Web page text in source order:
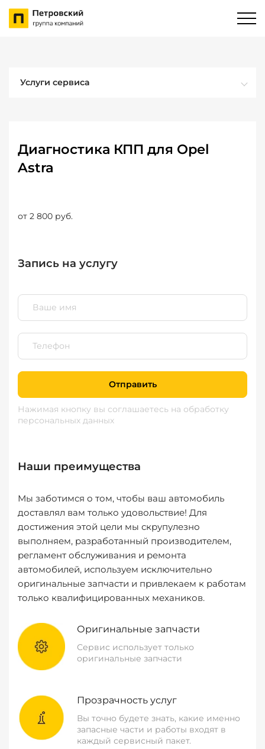
Услуги сервиса
Диагностика КПП для Opel
Astra
от 2 800 руб.
Запись на услугу
Отправить
Нажимая кнопку вы соглашаетесь на обработку
персональных данных
Наши преимущества
Мы заботимся о том, чтобы ваш автомобиль
доставлял вам только удовольствие! Для
достижения этой цели мы скрупулезно
выполняем, разработанный производителем,
регламент обслуживания и ремонта
автомобилей, используем исключительно
оригинальные запчасти и привлекаем к работам
только квалифицированных механиков.
Оригинальные запчасти
Сервис использует только
оригинальные запчасти
Прозрачность услуг
Вы точно будете знать, какие именно
запасные части и работы входят в
каждый сервисный пакет.